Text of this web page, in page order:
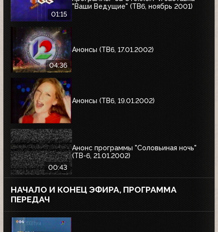
01:15
"Ваши Ведущие" (ТВ6, ноябрь 2001)
04:36
Анонсы (ТВ6, 17.01.2002)
Анонсы (ТВ6, 19.01.2002)
00:43
Анонс программы "Соловьиная ночь"
(ТВ-6, 21.01.2002)
НАЧАЛО И КОНЕЦ ЭФИРА, ПРОГРАММА
ПЕРЕДАЧ